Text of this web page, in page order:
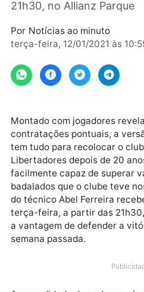
River Plate nesta
21h30, no Allianz Parque
Por
terça-feira, 12/01/2021 às
Montado com jogadores
contratações pontuais, a
tem tudo para recolocar o
Libertadores depois de 20
facilmente capaz de
badalados que o clube
do técnico Abel Ferreira
a vantagem de defender